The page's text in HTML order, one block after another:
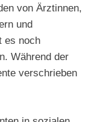
von Ärztinnen,
und
es noch
Während der
verschrieben